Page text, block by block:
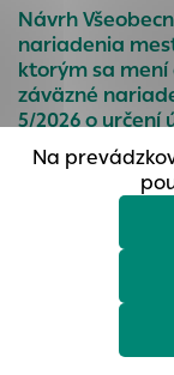
Návrh
nariadenia
ktorým sa mení
záväzné
5/2026 o určení
služby
Zverejnené od
Na
mohol stránky
skúsenosť.
možné ich spojiť